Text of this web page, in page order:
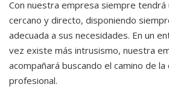
Con nuestra empresa siempre
cercano y directo, disponiendo
adecuada a sus necesidades. En un
vez existe más intrusismo, nuestra
acompañará buscando el camino de
profesional.